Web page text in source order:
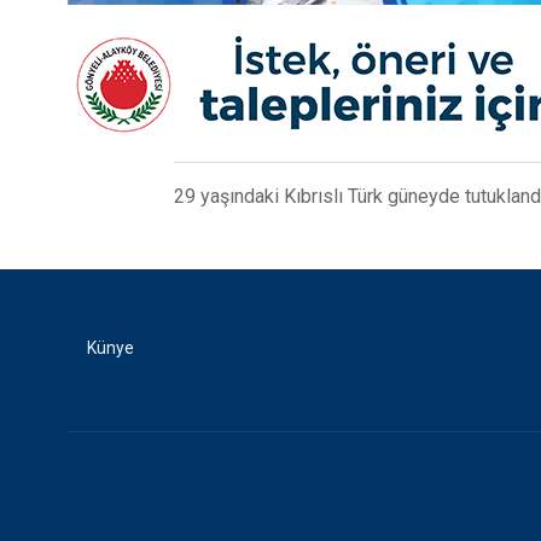
29 yaşındaki Kıbrıslı Türk güneyde
Künye